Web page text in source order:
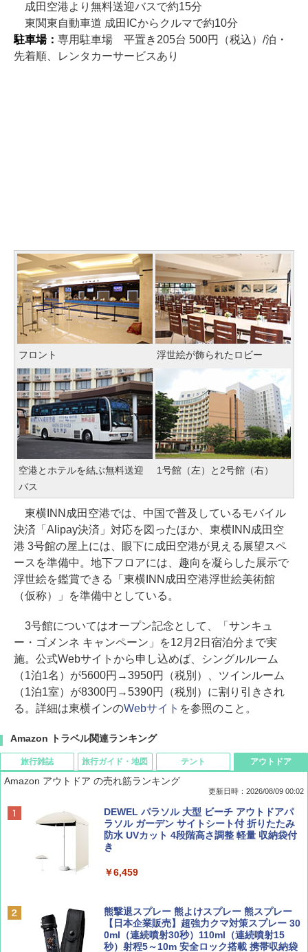
成田空港より無料送迎バスで約15分
東関東自動車道 成田ICからクルマで約10分
駐車場： 専用駐車場 平置き205台 500円（税込）/泊・
先着順、レンタカーサービスあり
フロント 浮世絵が飾られたロビー
空港とホテルを結ぶ無料送迎
バス
1号館（左）と2号館（右）
東横INN成田空港では、中国で普及しているモバイル
決済「Alipay決済」対応を図ったほか、東横INN成田空
港 3号館の屋上には、眼下に成田空港が見える展望スペ
ースを準備中。地下フロアには、趣向を凝らした展示で
浮世絵を鑑賞できる「東横INN成田空港浮世絵美術館
（仮称）」を準備中としている。
3号館についてはオープン記念として、「サンキュ
ー・ゴメンネ キャンペーン」を12月2日宿泊分まで実
施。公式Webサイトから申し込めば、シングルルーム
（1泊1名）が5600円→3950円（税別）、ツインルーム
（1泊1室）が8300円→5390円（税別）に割り引きされ
る。詳細は東横インのWebサイト を参照のこと。
Amazon トラベル関連ランキング
旅行雑誌
BE-PAL(ビ-パル) 2026年 9 月号【特別付録:
SOTO ミニマル"旅"財布 ランダム2種】
￥1,500
誌] (ＤＩＳＮＥＹ ＦＡＮ)
￥713
旅行ガイド・地図
D40 地球の歩き方 チェンマイ タイ北部の魅
力的な町 2026～2027 地球の歩き方D アジア
￥2,079
￥2,695
テント
[キャンパーズコレクション 山善] ポップアッ
プテント 傘みたいに広げて畳める パッとサ
ッとサンシェード キューブ フルクローズ メ
ッシュ 簡単設置 ワンタッチテント キャンプ
PYKES PEAK (パイクスピーク) 着替えテン
ト プライバシー テント 【中が透けない】 1
人用 折りたたみ 防災グッズ 災害用トイレ ビ
アウトドア
Amazon アウトドア の売れ筋ランキング
更新日時：2026/08/09 00:02
DEWEL パラソル 大型 ビーチ アウトドアパ
ラソル ガーデン サイトシート付 折りたたみ
防水 UVカット 4段階高さ調整 軽量 収納袋付
き
￥6,459
熊撃退スプレー 熊よけスプレー 熊スプレー
【日本企業販売】超強力クマ対策スプレー 30
0ml（連続噴射30秒）110ml（連続噴射15
秒）射程5～10m 安全ロック搭載 携帯収納袋